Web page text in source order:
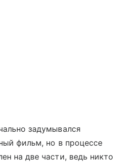
задумывался
фильм, но в процессе
на две части, ведь никто